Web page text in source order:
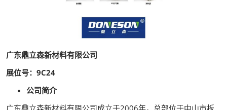
广东鼎立森新材料有限公司
展位号：9C24
公司简介